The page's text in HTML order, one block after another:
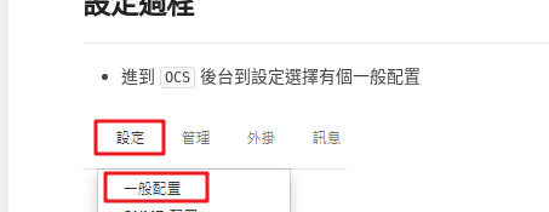
進到 OCS 後台到設定選擇有個一般配置